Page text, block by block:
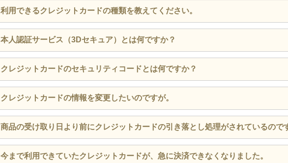
閉じる
【公式サイト・公式アプリからご注文の場合​】
以下のお支払いが可能です。
デリポイント（取扱店のみ）
代金引換（お届け時）
キャッシュレス決済（取扱店のみ）
d払い
au PAY
Amazon Pay（公式サイトのみ）
利用できるクレジットカードの種類を教えてください。
以下の本人認証サービス（3Dセキュア）対応クレジットカードがご利用いただけ
VISA
Mastercard
JCB
AMERICAN EXPRESS
閉じる
本人認証サービス（3Dセキュア）とは何ですか？
本人認証サービス（3Dセキュア）とは、インターネット上でクレジットカード
行うためにカード会社が推奨する本人認証サービスです。
のサイトよりご登録をお願いいたします。
詳しくはこちらからも確認することができます。
閉じる
クレジットカードのセキュリティコードとは何ですか？
クレジットカードの背面（3桁）もしくは前面（4桁）に記載されている数字が
です。
※セキュリティコードが分からない場合は、クレジットカード発行元にお問い合わせくださ
閉じる
クレジットカードの情報を変更したいのですが。
ご注文時に、お支払い方法の選択画面で変更することができます。
閉じる
商品の受け取り日より前にクレジットカードの引き落とし処理がされているので
ご注文時にクレジットカード決済が完了するため、商品のお受け取りより前に
今まで利用できていたクレジットカードが、急に決済できなくなりました。